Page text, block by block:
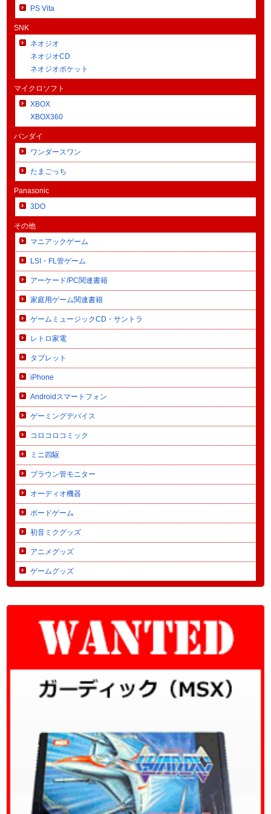
PS Vita
SNK
ネオジオ
ネオジオCD
ネオジオポケット
マイクロソフト
XBOX
XBOX360
バンダイ
ワンダースワン
たまごっち
Panasonic
3DO
その他
マニアックゲーム
LSI・FL管ゲーム
アーケード/PC関連書籍
家庭用ゲーム関連書籍
ゲームミュージックCD・サントラ
レトロ家電
タブレット
iPhone
Androidスマートフォン
ゲーミングデバイス
コロコロコミック
ミニ四駆
ブラウン管モニター
オーディオ機器
ボードゲーム
初音ミクグッズ
アニメグッズ
ゲームグッズ